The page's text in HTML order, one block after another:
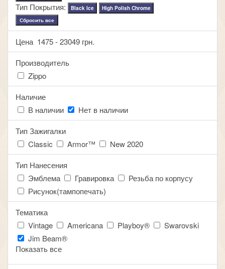
Тип Покрытия: Black Ice
High Polish Chrome
Сбросить все
Цена 1475-23049 грн.
Производитель
Zippo
Наличие
В наличии
Нет в наличии
Тип Зажигалки
Classic
Armor™
New 2020
Тип Нанесения
Эмблема
Гравировка
Резьба по корпусу
Рисунок(тампопечать)
Тематика
Vintage
Americana Playboy®
Swarovski
Jim Beam®
Показать все